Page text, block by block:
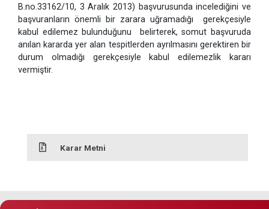
B.no.33162/10, 3 Aralık 2013) başvurusunda incelediğini ve
başvuranların önemli bir zarara uğramadığı gerekçesiyle
kabul edilemez bulunduğunu belirterek, somut başvuruda
anılan kararda yer alan tespitlerden ayrılmasını gerektiren bir
durum olmadığı gerekçesiyle kabul edilemezlik kararı
vermiştir.
Karar Metni